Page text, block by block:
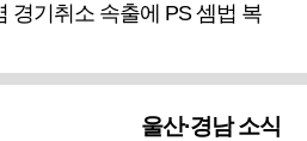
기취소 속출에 PS 셈법 복
울산·경남 소식